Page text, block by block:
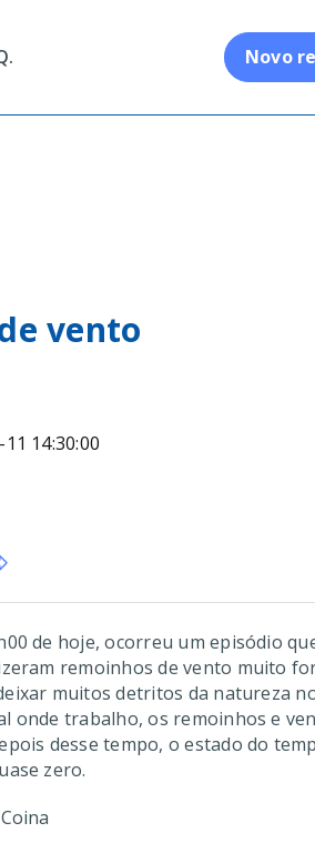
Novo
vento
14:30:00
de hoje, ocorreu um episódio
remoinhos de vento muito
muitos detritos da natureza
onde trabalho, os remoinhos e
desse tempo, o estado do
zero.